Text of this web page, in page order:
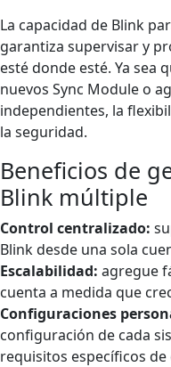
La capacidad de Blink
garantiza supervisar y
esté donde esté. Ya sea
nuevos Sync Module o
independientes, la
la seguridad.
Beneficios de
Blink múltiple
Control centralizado:
Blink desde una sola
Escalabilidad: agregue
cuenta a medida que
Configuraciones
configuración de cada
requisitos específicos de